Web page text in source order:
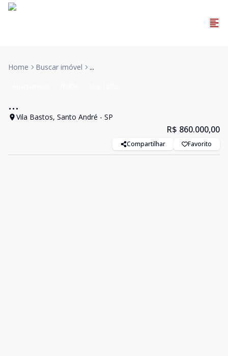
Home Buscar imóvel ...
...
Vila Bastos, Santo André - SP
R$ 860.000,00
Compartilhar Favorito